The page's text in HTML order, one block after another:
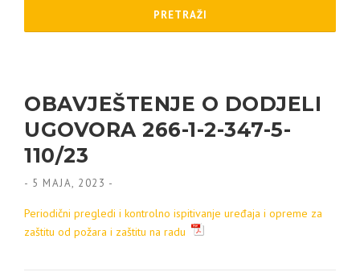
OBAVJEŠTENJE O DODJELI
UGOVORA 266-1-2-347-5-
110/23
- 5 MAJA, 2023 -
Periodični pregledi i kontrolno ispitivanje uređaja i opreme za
zaštitu od požara i zaštitu na radu